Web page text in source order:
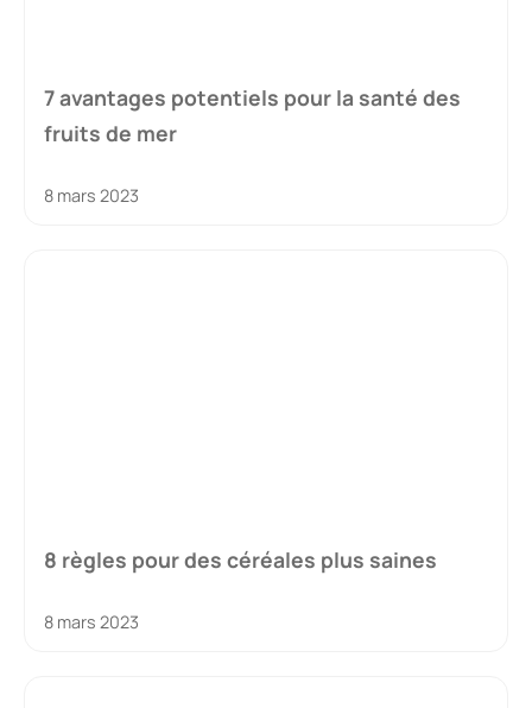
7 avantages potentiels pour la santé des
fruits de mer
8 mars 2023
8 règles pour des céréales plus saines
8 mars 2023